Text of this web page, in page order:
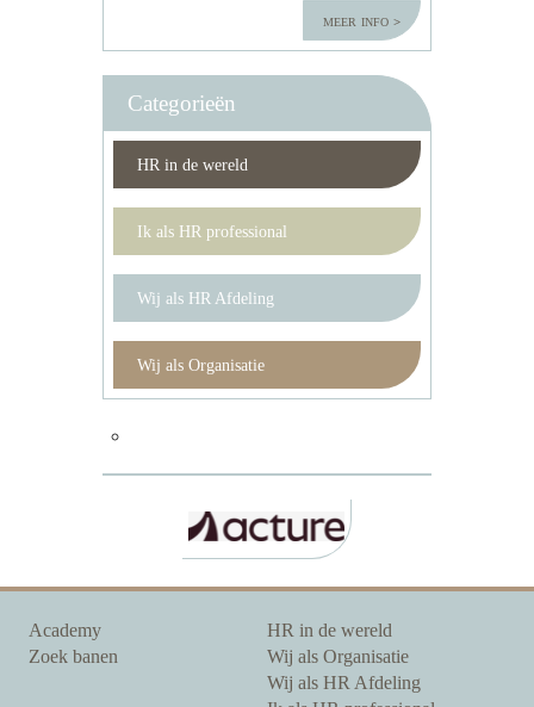
meer info
Categorieën
HR in de wereld
Ik als HR professional
Wij als HR Afdeling
Wij als Organisatie
Academy
Zoek banen
HR in de wereld
Wij als Organisatie
Wij als HR Afdeling